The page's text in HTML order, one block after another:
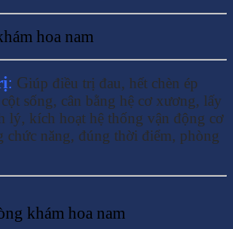
hoa nam
: Giúp điều trị đau, hết chèn ép
sống, cân bằng hệ cơ xương, lấy
lý, kích hoạt hệ thống vận động cơ
chức năng, đúng thời điểm, phòng
khám hoa nam